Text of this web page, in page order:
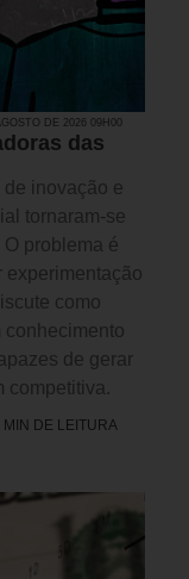
DE 2026 09H00
das
de inovação e
tornaram-se
problema é
experimentação
como
conhecimento
de gerar
competitiva.
MIN DE LEITURA